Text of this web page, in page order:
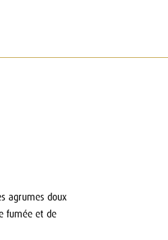
agrumes doux
fumée et de